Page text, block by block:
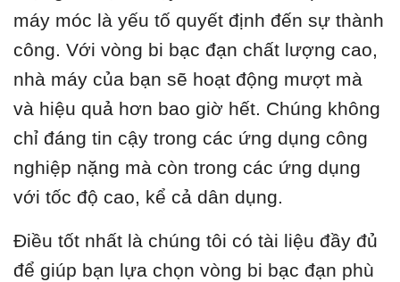
máy móc là yếu tố quyết định đến sự thành
công. Với vòng bi bạc đạn chất lượng cao,
nhà máy của bạn sẽ hoạt động mượt mà
và hiệu quả hơn bao giờ hết. Chúng không
chỉ đáng tin cậy trong các ứng dụng công
nghiệp nặng mà còn trong các ứng dụng
với tốc độ cao, kể cả dân dụng.
Điều tốt nhất là chúng tôi có tài liệu đầy đủ
để giúp bạn lựa chọn vòng bi bạc đạn phù